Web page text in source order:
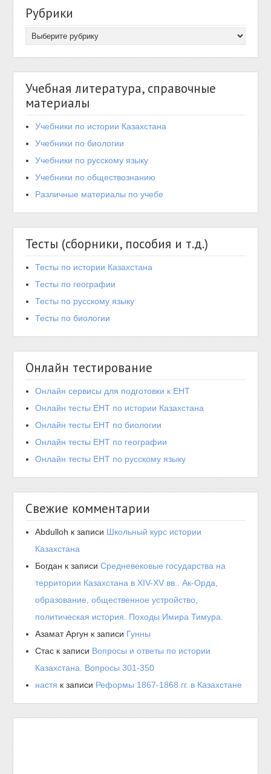
Рубрики
Учебная литература, справочные
материалы
Учебники по истории Казахстана
Учебники по биологии
Учебники по русскому языку
Учебники по обществознанию
Различные материалы по учебе
Тесты (сборники, пособия и т.д.)
Тесты по истории Казахстана
Тесты по географии
Тесты по русскому языку
Тесты по биологии
Онлайн тестирование
Онлайн сервисы для подготовки к ЕНТ
Онлайн тесты ЕНТ по истории Казахстана
Онлайн тесты ЕНТ по биологии
Онлайн тесты ЕНТ по географии
Онлайн тесты ЕНТ по русскому языку
Свежие комментарии
Abdulloh к записи Школьный курс истории
Казахстана
Богдан к записиСредневековые государства на
территории Казахстана в XIV-XV вв.. Ак-Орда,
образование, общественное устройство,
политическая история. Походы Имира Тимура.
Азамат Аргун к записи Гунны
Стас к записи Вопросы и ответы по истории
Казахстана. Вопросы 301-350
настя к записи Реформы 1867-1868 гг. в Казахстане